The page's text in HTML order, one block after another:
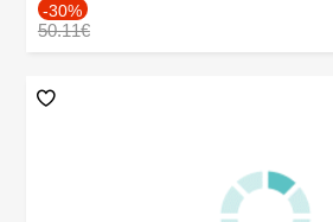
-30%
50.11€